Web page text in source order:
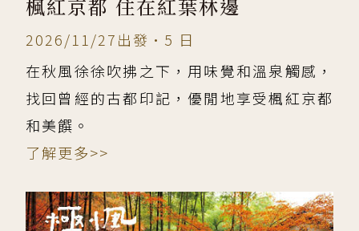
楓紅京都 住在紅葉林邊
2026/11/27出發•5 日
在秋風徐徐吹拂之下，用味覺和溫泉觸感，
找回曾經的古都印記，優閒地享受楓紅京都
和美饌。
了解更多>>